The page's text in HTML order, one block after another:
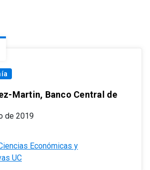
Martin, Banco Central de
de 2019
Económicas y
UC